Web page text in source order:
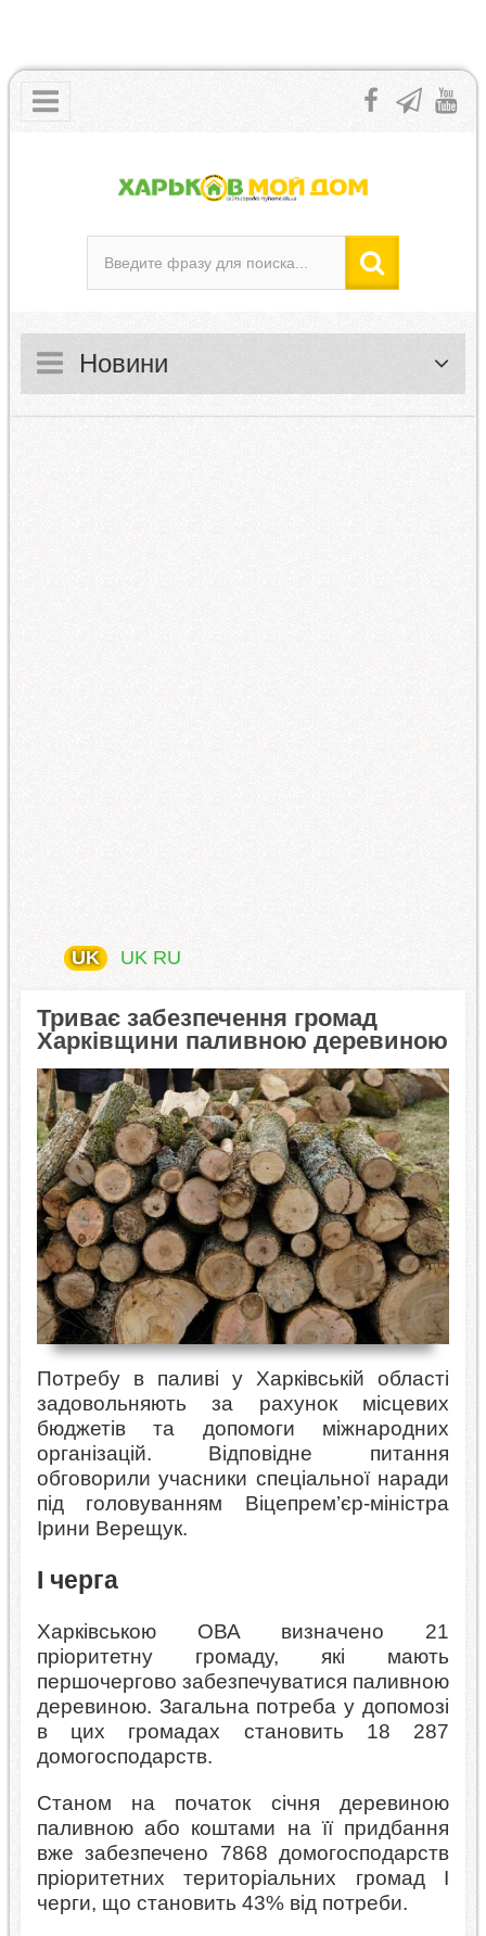
Новини
UK UK RU
Триває забезпечення громад
Харківщини паливною деревиною
Потребу в паливі у Харківській області
задовольняють за рахунок місцевих
бюджетів та допомоги міжнародних
організацій. Відповідне питання
обговорили учасники спеціальної наради
під головуванням Віцепрем’єр-міністра
Ірини Верещук.
І черга
Харківською ОВА визначено 21
пріоритетну громаду, які мають
першочергово забезпечуватися паливною
деревиною. Загальна потреба у допомозі
в цих громадах становить 18 287
домогосподарств.
Станом на початок січня деревиною
паливною або коштами на її придбання
вже забезпечено 7868 домогосподарств
пріоритетних територіальних громад І
черги, що становить 43% від потреби.